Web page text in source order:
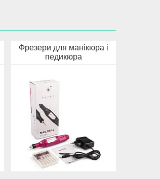
Фрезери для манікюра і
педикюра